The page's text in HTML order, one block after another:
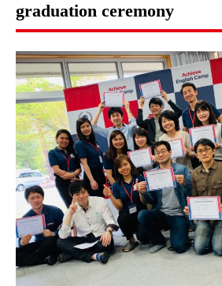
graduation ceremony